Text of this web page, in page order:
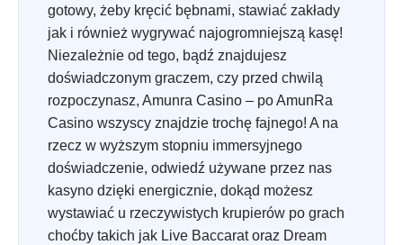
gotowy, żeby kręcić bębnami, stawiać zakłady
jak i również wygrywać najogromniejszą kasę!
Niezależnie od tego, bądź znajdujesz
doświadczonym graczem, czy przed chwilą
rozpoczynasz, Amunra Casino – po AmunRa
Casino wszyscy znajdzie trochę fajnego! A na
rzecz w wyższym stopniu immersyjnego
doświadczenie, odwiedź używane przez nas
kasyno dzięki energicznie, dokąd możesz
wystawiać u rzeczywistych krupierów po grach
choćby takich jak Live Baccarat oraz Dream